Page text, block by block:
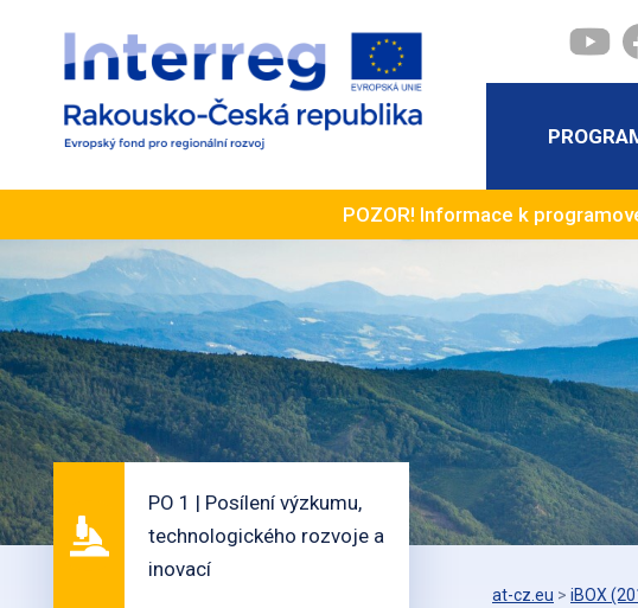
POZOR! Informace k
PO 1 | Posílení výzkumu,
technologického rozvoje a
inovací
at-cz.eu > iBOX